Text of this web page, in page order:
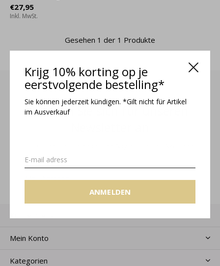
Krijg 10% korting op je
eerstvolgende bestelling*
Sie können jederzeit kündigen. *Gilt nicht für Artikel
im Ausverkauf
ANMELDEN
€27,95
Inkl. MwSt.
Gesehen 1 der 1 Produkte
Melden Sie sich für unseren
ANMELDEN
Mein Konto
Kategorien